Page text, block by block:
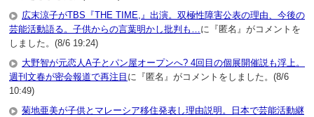
広末涼子がTBS『THE TIME,』出演。双極性障害公表の理由、今後の
芸能活動語る。子供からの言葉明かし批判も…に『匿名』がコメントを
しました。(8/6 19:24)
大野智が元恋人A子とパン屋オープンへ? 4回目の個展開催説も浮上。
週刊文春が密会報道で再注目 に『匿名』がコメントをしました。(8/6
10:49)
菊地亜美が子供とマレーシア移住発表し理由説明。日本で芸能活動継